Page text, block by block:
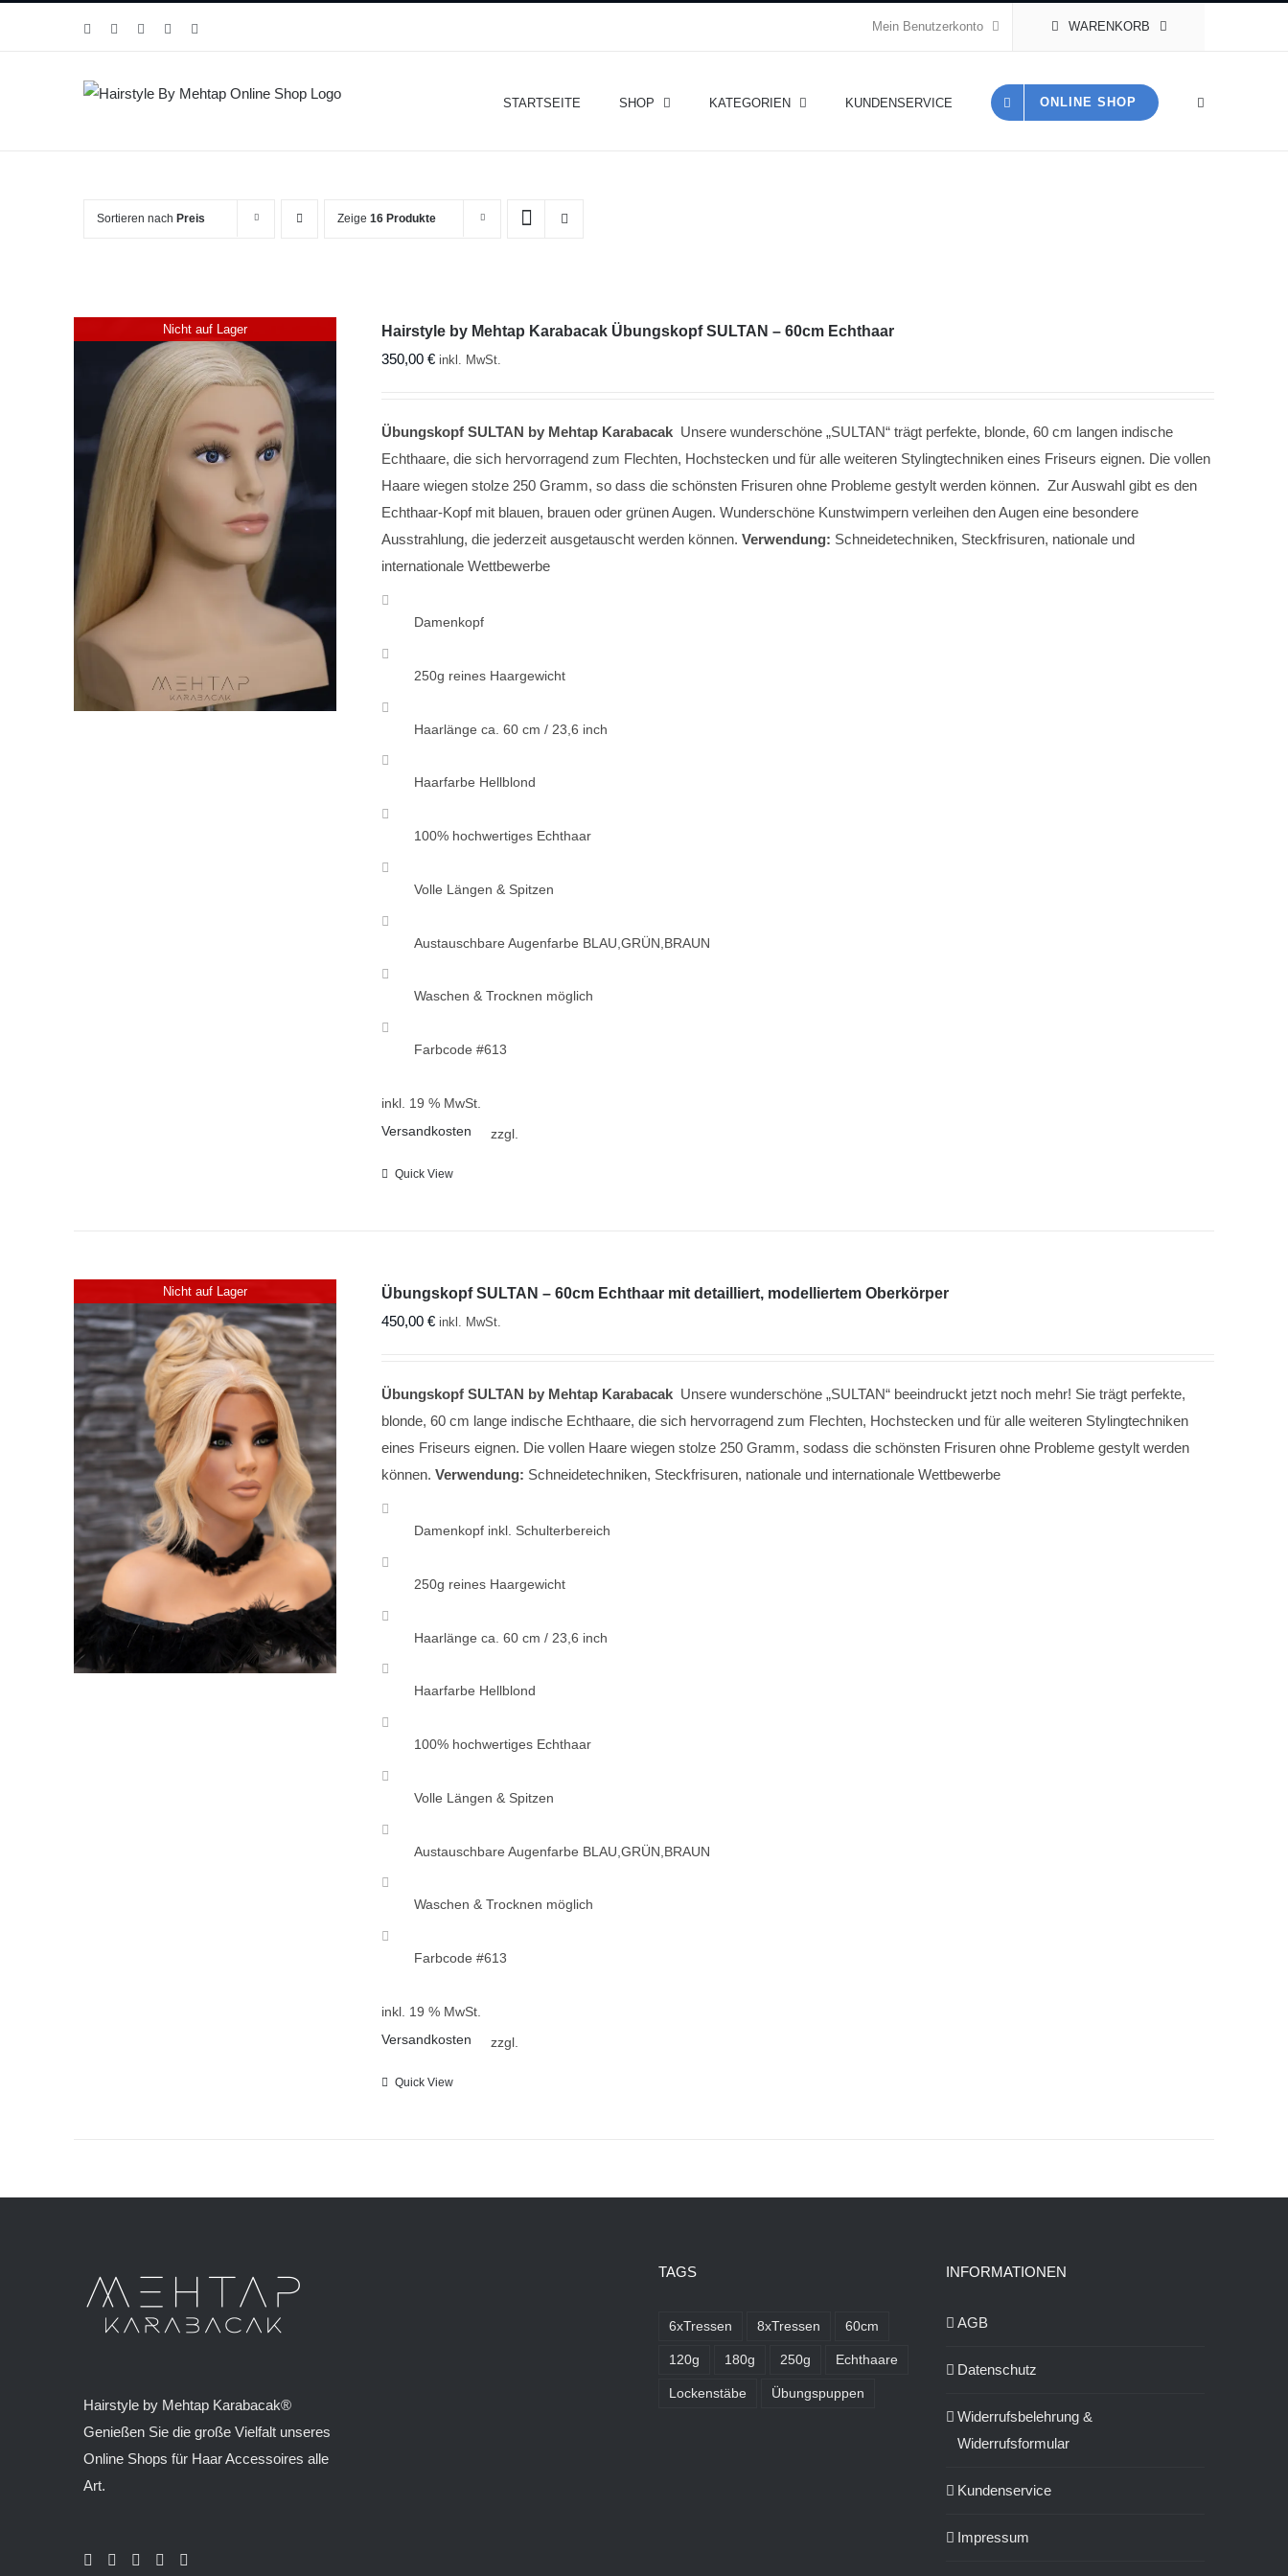
FacebookInstagramYouTubeWhatsApp Mein Benutzerkonto WARENKORB
STARTSEITE SHOP KATEGORIEN KUNDENSERVICE ONLINE SHOP
Sortieren nach Preis Zeige 16 Produkte
Nicht auf Lager
Hairstyle by Mehtap Karabacak Übungskopf SULTAN – 60cm Echthaar
350,00€ inkl. MwSt.
Übungskopf SULTAN by Mehtap Karabacak Unsere wunderschöne „SULTAN“ trägt perfekte, blonde, 60 cm langen indische
Echthaare, die sich hervorragend zum Flechten, Hochstecken und für alle weiteren Stylingtechniken eines Friseurs eignen. Die vollen
Haare wiegen stolze 250 Gramm, so dass die schönsten Frisuren ohne Probleme gestylt werden können. Zur Auswahl gibt es den
Echthaar-Kopf mit blauen, brauen oder grünen Augen. Wunderschöne Kunstwimpern verleihen den Augen eine besondere
Ausstrahlung, die jederzeit ausgetauscht werden können.Verwendung: Schneidetechniken, Steckfrisuren, nationale und
internationale Wettbewerbe
Damenkopf
250g reines Haargewicht
Haarlänge ca. 60 cm / 23,6 inch
Haarfarbe Hellblond
100% hochwertiges Echthaar
Volle Längen & Spitzen
Austauschbare Augenfarbe BLAU,GRÜN,BRAUN
Waschen & Trocknen möglich
Farbcode #613
inkl. 19 % MwSt.
zzgl.
Versandkosten
Quick View
Nicht auf Lager
Übungskopf SULTAN – 60cm Echthaar mit detailliert, modelliertem Oberkörper
450,00€ inkl. MwSt.
Übungskopf SULTAN by Mehtap Karabacak Unsere wunderschöne „SULTAN“ beeindruckt jetzt noch mehr! Sie trägt perfekte,
blonde, 60 cm lange indische Echthaare, die sich hervorragend zum Flechten, Hochstecken und für alle weiteren Stylingtechniken
eines Friseurs eignen. Die vollen Haare wiegen stolze 250 Gramm, sodass die schönsten Frisuren ohne Probleme gestylt werden
können.Verwendung: Schneidetechniken, Steckfrisuren, nationale und internationale Wettbewerbe
Damenkopf inkl. Schulterbereich
250g reines Haargewicht
Haarlänge ca. 60 cm / 23,6 inch
Haarfarbe Hellblond
100% hochwertiges Echthaar
Volle Längen & Spitzen
Austauschbare Augenfarbe BLAU,GRÜN,BRAUN
Waschen & Trocknen möglich
Farbcode #613
inkl. 19 % MwSt.
zzgl.
Versandkosten
Quick View
Hairstyle by Mehtap Karabacak®
Genießen Sie die große Vielfalt unseres
Online Shops für Haar Accessoires alle
Art.
TAGS
6xTressen 8xTressen 60cm
120g 180g 250g Echthaare
Lockenstäbe Übungspuppen
INFORMATIONEN
AGB
Datenschutz
Widerrufsbelehrung &
Widerrufsformular
Kundenservice
Impressum